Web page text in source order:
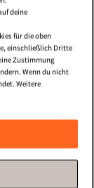
Slim By
0,6 ml
ab 35€
Warenkorb
deine
für die oben
einschließlich Dritte
Zustimmung
Wenn du nicht
Weitere